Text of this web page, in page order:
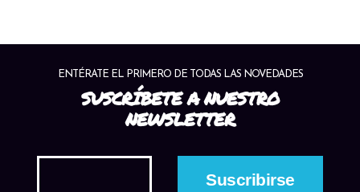
ENTÉRATE EL PRIMERO DE TODAS LAS NOVEDADES
SUSCRÍBETE A NUESTRO
NEWSLETTER